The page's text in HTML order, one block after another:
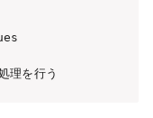
理を行う